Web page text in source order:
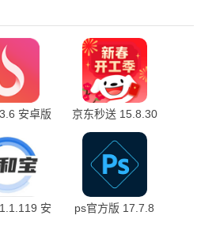
安卓版
京东秒送 15.8.30
官方版
安
ps官方版 17.7.8